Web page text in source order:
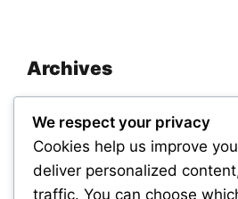
Archives
September 2025
We respect your privacy
Cookies help us improve
deliver personalized
traffic. You can choose